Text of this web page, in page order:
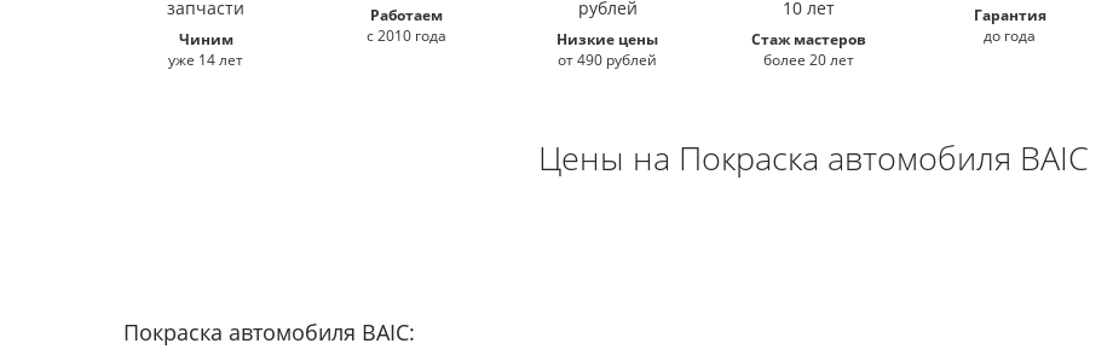
Чиним
уже 14 лет
Работаем
с 2010 года
Низкие цены
от 490 рублей
Стаж мастеров
более 20 лет
Гарантия
до года
Цены на Покраска автомобиля BAIC
Покраска автомобиля BAIC: